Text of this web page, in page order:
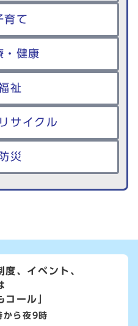
育て
・健康
祉
サイクル
防災
度、イベント、
コール」
ら夜9時